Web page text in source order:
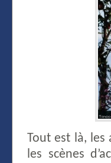
Tout est là,
les scènes